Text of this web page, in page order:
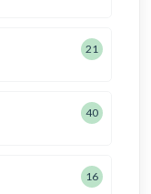
21
40
16